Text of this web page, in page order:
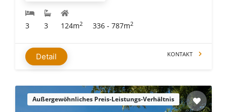
3 3 124m2 336 - 787m2
Detail KONTAKT
Außergewöhnliches Preis-Leistungs-Verhältnis